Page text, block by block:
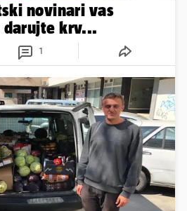
novinari vas
darujte krv...
1